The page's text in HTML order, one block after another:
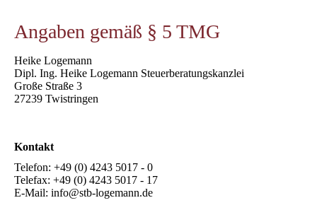
Angaben gemäß § 5 TMG
Heike Logemann
Dipl. Ing. Heike Logemann Steuerberatungskanzlei
Große Straße 3
27239 Twistringen
Kontakt
Telefon: +49 (0) 4243 5017 - 0
Telefax: +49 (0) 4243 5017 - 17
E-Mail: info@stb-logemann.de